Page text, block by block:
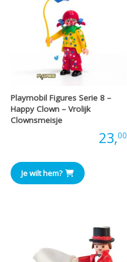
Playmobil Figures Serie 8 –
Happy Clown – Vrolijk
Clownsmeisje
23,00
Je wilt hem?